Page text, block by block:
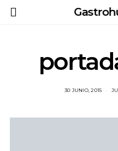
30 JUNIO, 2015